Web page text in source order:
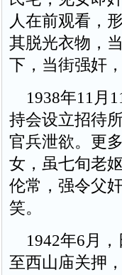
人在前观看，
其脱光衣物，
下，当街强奸
1938年11月
持会设立招待
官兵泄欲。更
女，虽七旬老
伦常，强令父
笑。
1942年6月，
至西山庙关押